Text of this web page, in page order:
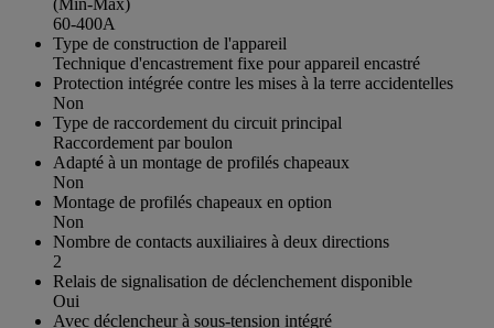
60-400A
Type de construction de l'appareil
Technique d'encastrement fixe pour appareil encastré
Protection intégrée contre les mises à la terre accidentelles
Non
Type de raccordement du circuit principal
Raccordement par boulon
Adapté à un montage de profilés chapeaux
Non
Montage de profilés chapeaux en option
Non
Nombre de contacts auxiliaires à deux directions
2
Relais de signalisation de déclenchement disponible
Oui
Avec déclencheur à sous-tension intégré